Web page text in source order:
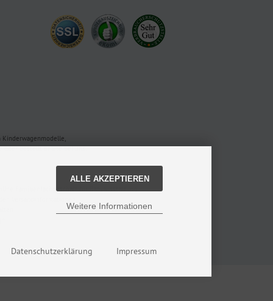
oder bestellt online bei uns.
Familienfachgeschäft für Babyausstattung.
Versandinformationen.
ALLE AKZEPTIEREN
Weitere Informationen
Datenschutzerklärung Impressum